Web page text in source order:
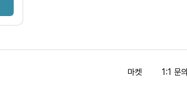
마켓 1:1 문의